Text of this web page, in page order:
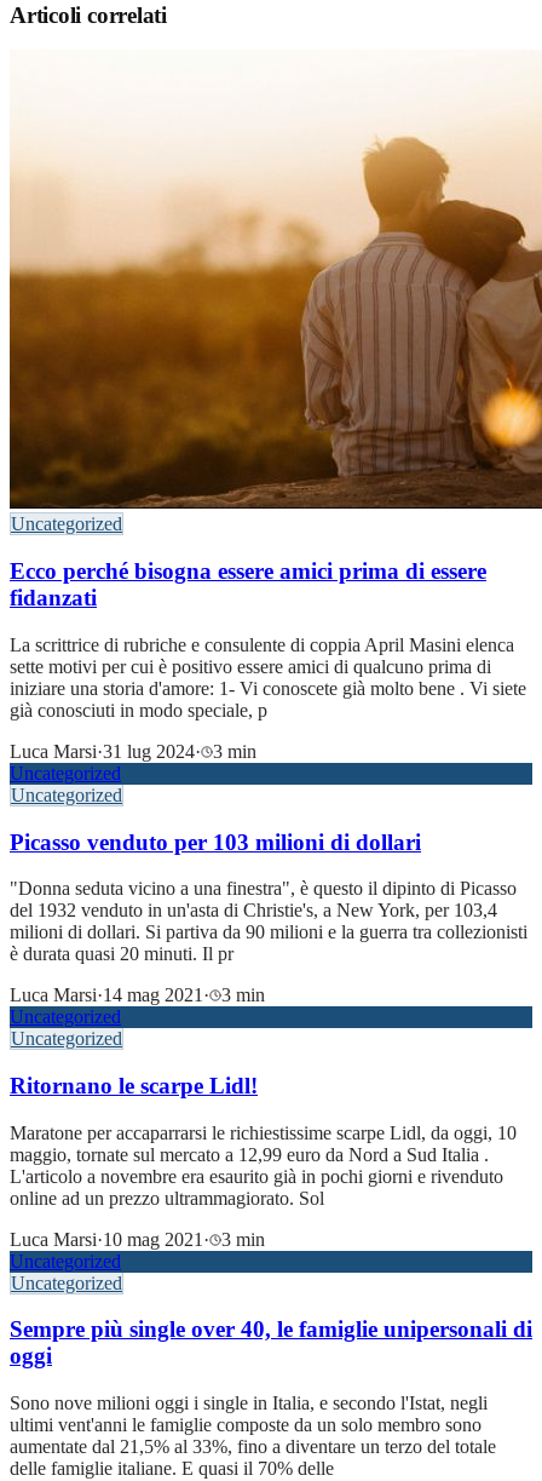
Articoli correlati
Uncategorized
Ecco perché bisogna essere amici prima di essere
fidanzati
La scrittrice di rubriche e consulente di coppia April Masini elenca
sette motivi per cui è positivo essere amici di qualcuno prima di
iniziare una storia d'amore: 1- Vi conoscete già molto bene . Vi siete
già conosciuti in modo speciale, p
Luca Marsi·31 lug 2024·
3 min
Uncategorized
Uncategorized
Picasso venduto per 103 milioni di dollari
"Donna seduta vicino a una finestra", è questo il dipinto di Picasso
del 1932 venduto in un'asta di Christie's, a New York, per 103,4
milioni di dollari. Si partiva da 90 milioni e la guerra tra collezionisti
è durata quasi 20 minuti. Il pr
Luca Marsi·14 mag 2021 ·
3 min
Uncategorized
Uncategorized
Ritornano le scarpe Lidl!
Maratone per accaparrarsi le richiestissime scarpe Lidl, da oggi, 10
maggio, tornate sul mercato a 12,99 euro da Nord a Sud Italia .
L'articolo a novembre era esaurito già in pochi giorni e rivenduto
online ad un prezzo ultrammagiorato. Sol
Luca Marsi·10 mag 2021 ·
3 min
Uncategorized
Uncategorized
Sempre più single over 40, le famiglie unipersonali di
oggi
Sono nove milioni oggi i single in Italia, e secondo l'Istat, negli
ultimi vent'anni le famiglie composte da un solo membro sono
aumentate dal 21,5% al 33%, fino a diventare un terzo del totale
delle famiglie italiane. E quasi il 70% delle